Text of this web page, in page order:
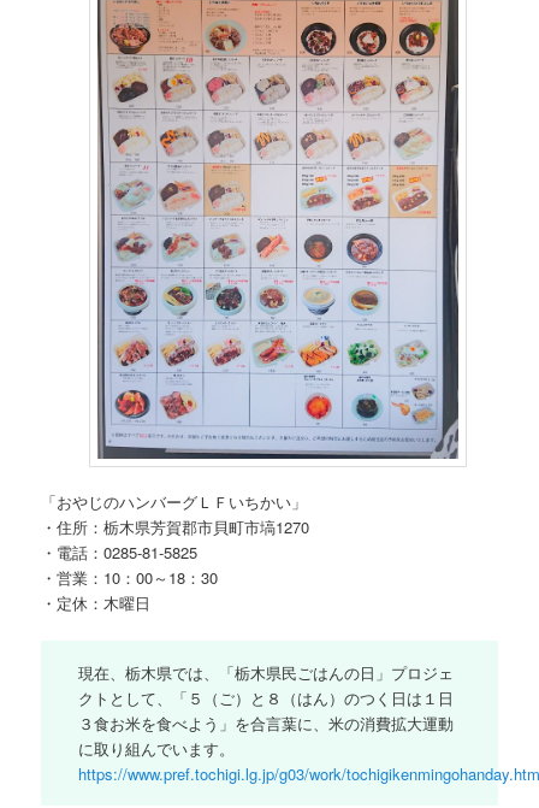
「おやじのハンバーグＬＦいちかい」
・住所：栃木県芳賀郡市貝町市塙1270
・電話：0285-81-5825
・営業：10：00～18：30
・定休：木曜日
現在、栃木県では、「栃木県民ごはんの日」プロジェ
クトとして、「５（ご）と８（はん）のつく日は１日
３食お米を食べよう」を合言葉に、米の消費拡大運動
に取り組んでいます。
https://www.pref.tochigi.lg.jp/g03/work/